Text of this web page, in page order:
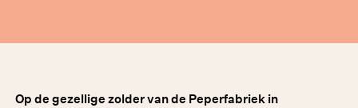
Op de gezellige zolder van de Peperfabriek in